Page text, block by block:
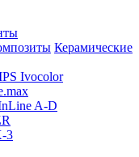
Керамические
Ivocolor
A-D
3